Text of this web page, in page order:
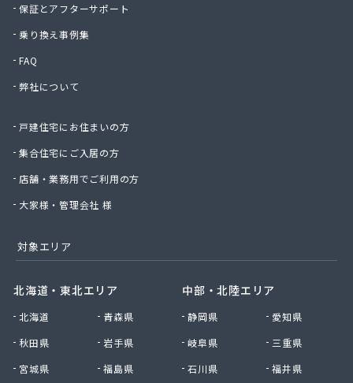
早川俊春商店
村上プロパン店
太陽ガス株式会社
大幸プロパン株式会社
大鵬ホーム産業株式会社
大牟田ガスエネルギー株式会社玉名営業所
大和プロパン
第一マルヰガス株式会社
中曽根プロパン店
天明プロパン工業
東部プロパン
藤木プロパン燃料店
内山商店株式会社
保証とアフターサポート
乗り換え事例集
FAQ
弊社について
戸建住宅にお住まいの方
集合住宅にご入居の方
店舗・業務用でご利用の方
大家様・管理会社 様
対象エリア
北海道・東北エリア
北海道
青森県
秋田県
岩手県
宮城県
福島県
中部・北陸エリア
静岡県
愛知県
岐阜県
三重県
石川県
福井県